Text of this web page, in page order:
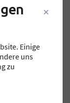
Einige
uns
zu